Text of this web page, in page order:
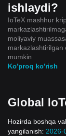
ishlaydi?
IoTeX mashhur
moliyaviy
markazlashtirilgan
mumkin.
Ko'proq ko'rish
Global
Hozirda boshqa
yangilanish: 2026-